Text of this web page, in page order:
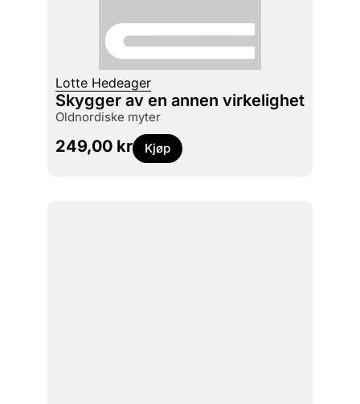
Lotte Hedeager
Skygger av en annen virkelighet
oldnordiske myter
249,00 kr Kjøp